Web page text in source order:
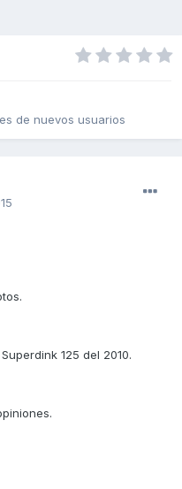
de nuevos usuarios
125 del 2010.